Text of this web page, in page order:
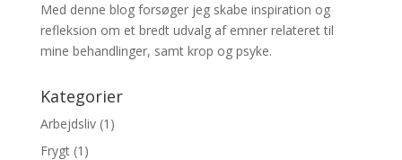
Med denne blog forsøger jeg skabe inspiration og
refleksion om et bredt udvalg af emner relateret til
mine behandlinger, samt krop og psyke.
Kategorier
Arbejdsliv(1)
Frygt(1)